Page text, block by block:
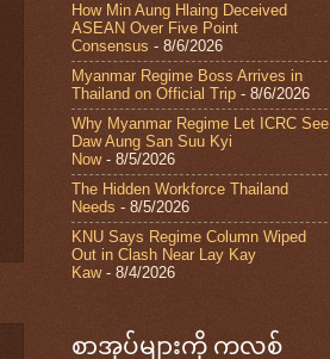
How Min Aung Hlaing Deceived
ASEAN Over Five Point
Consensus - 8/6/2026
Myanmar Regime Boss Arrives in
Thailand on Official Trip - 8/6/2026
Why Myanmar Regime Let ICRC See
Daw Aung San Suu Kyi
Now- 8/5/2026
The Hidden Workforce Thailand
Needs - 8/5/2026
KNU Says Regime Column Wiped
Out in Clash Near Lay Kay
Kaw- 8/4/2026
စာအုပ်များကို ကလစ်